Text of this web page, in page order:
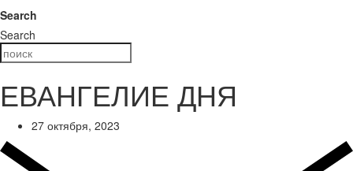
Search
Search
ЕВАНГЕЛИЕ ДНЯ
27 октября, 2023